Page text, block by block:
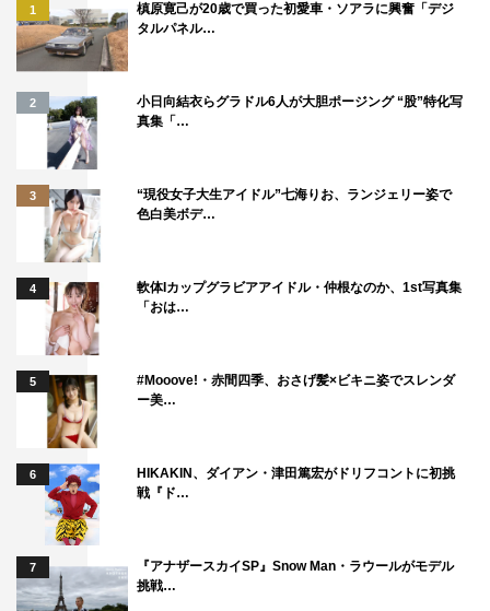
1
槙原寛己が20歳で買った初愛車・ソアラに興奮「デジ
タルパネル…
2
小日向結衣らグラドル6人が大胆ポージング “股”特化写
真集「…
3
“現役女子大生アイドル”七海りお、ランジェリー姿で
色白美ボデ…
4
軟体Iカップグラビアアイドル・仲根なのか、1st写真集
「おは…
5
#Mooove!・赤間四季、おさげ髪×ビキニ姿でスレンダ
ー美…
6
HIKAKIN、ダイアン・津田篤宏がドリフコントに初挑
戦『ド…
7
『アナザースカイSP』Snow Man・ラウールがモデル
挑戦…